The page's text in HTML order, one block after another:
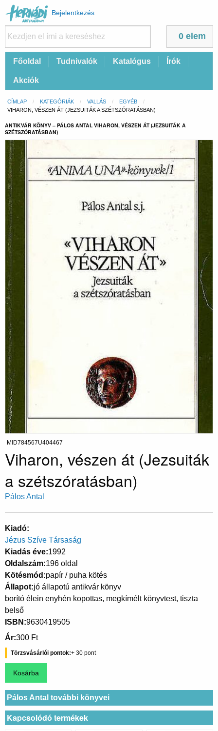
Felhasználói
fiók
menüje
Bejelentkezés
0 elem
FőFőoldal Tudnivalók Katalógus Írók
Akciók
Morzsa
CÍMLAP KATEGÓRIÁK VALLÁS
EGYÉB
CURRENT:
VIHARON, VÉSZEN ÁT (JEZSUITÁK A SZÉTSZÓRATÁSBAN)
ANTIKVÁR KÖNYV – PÁLOS ANTAL VIHARON, VÉSZEN ÁT (JEZSUITÁK A
SZÉTSZÓRATÁSBAN)
MID784567U404467
Viharon, vészen át (Jezsuiták
a szétszóratásban)
Pálos Antal
Kiadó
Jézus Szíve Társaság
Kiadás éve 1992
Oldalszám 196 oldal
Kötésmód papír / puha kötés
Állapot jó állapotú antikvár könyv
borító élein enyhén kopottas, megkímélt könyvtest, tiszta
belső
ISBN 9630419505
Ár 300 Ft
Törzsvásárlói pontok 30
Pálos Antal további könyvei
Kapcsolódó termékek